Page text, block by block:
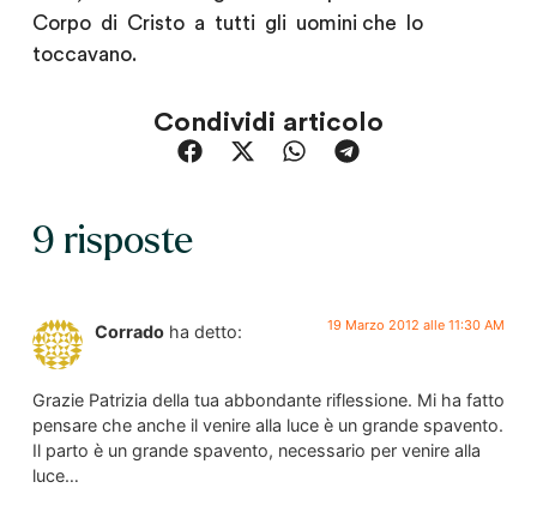
Corpo di Cristo a tutti gli uomini che lo
toccavano.
Condividi articolo
9 risposte
Corrado ha detto: 19 Marzo 2012 alle 11:30 AM
Grazie Patrizia della tua abbondante riflessione. Mi ha fatto
pensare che anche il venire alla luce è un grande spavento.
Il parto è un grande spavento, necessario per venire alla
luce…